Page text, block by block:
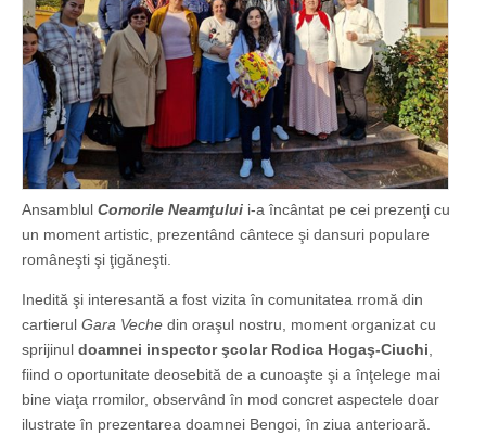
Ansamblul Comorile Neamţului i-a încântat pe cei prezenţi cu
un moment artistic, prezentând cântece şi dansuri populare
româneşti şi ţigăneşti.
Inedită şi interesantă a fost vizita în comunitatea rromă din
cartierul Gara Veche din oraşul nostru, moment organizat cu
sprijinul doamnei inspector şcolar Rodica Hogaş-Ciuchi,
fiind o oportunitate deosebită de a cunoaşte şi a înţelege mai
bine viaţa rromilor, observând în mod concret aspectele doar
ilustrate în prezentarea doamnei Bengoi, în ziua anterioară.